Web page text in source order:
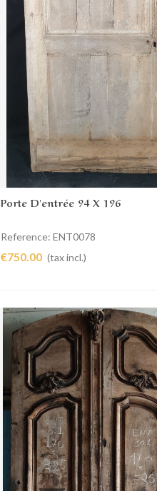
Add to cart
Porte D'entrée 94 X 196
Reference: ENT0078
€750.00 (tax incl.)